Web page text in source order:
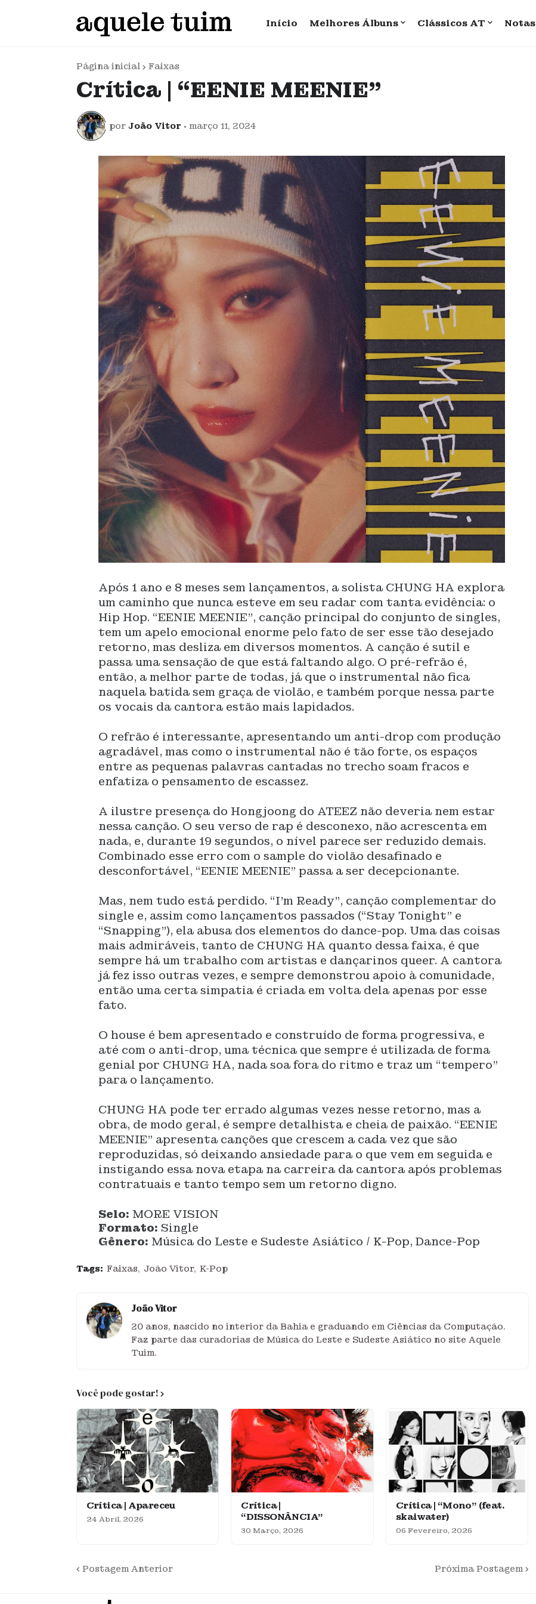
Início Melhores Álbuns Clássicos AT Notas
Página inicial Faixas
Crítica | “EENIE MEENIE”
por João Vitor • março 11, 2024
Após 1 ano e 8 meses sem lançamentos, a solista CHUNG HA explora
um caminho que nunca esteve em seu radar com tanta evidência: o
Hip Hop. “EENIE MEENIE”, canção principal do conjunto de singles,
tem um apelo emocional enorme pelo fato de ser esse tão desejado
retorno, mas desliza em diversos momentos. A canção é sutil e
passa uma sensação de que está faltando algo. O pré-refrão é,
então, a melhor parte de todas, já que o instrumental não fica
naquela batida sem graça de violão, e também porque nessa parte
os vocais da cantora estão mais lapidados.
O refrão é interessante, apresentando um anti-drop com produção
agradável, mas como o instrumental não é tão forte, os espaços
entre as pequenas palavras cantadas no trecho soam fracos e
enfatiza o pensamento de escassez.
A ilustre presença do Hongjoong do ATEEZ não deveria nem estar
nessa canção. O seu verso de rap é desconexo, não acrescenta em
nada, e, durante 19 segundos, o nível parece ser reduzido demais.
Combinado esse erro com o sample do violão desafinado e
desconfortável, “EENIE MEENIE” passa a ser decepcionante.
Mas, nem tudo está perdido. “I’m Ready”, canção complementar do
single e, assim como lançamentos passados (“Stay Tonight” e
“Snapping”), ela abusa dos elementos do dance-pop. Uma das coisas
mais admiráveis, tanto de CHUNG HA quanto dessa faixa, é que
sempre há um trabalho com artistas e dançarinos queer. A cantora
já fez isso outras vezes, e sempre demonstrou apoio à comunidade,
então uma certa simpatia é criada em volta dela apenas por esse
fato.
O house é bem apresentado e construído de forma progressiva, e
até com o anti-drop, uma técnica que sempre é utilizada de forma
genial por CHUNG HA, nada soa fora do ritmo e traz um “tempero”
para o lançamento.
CHUNG HA pode ter errado algumas vezes nesse retorno, mas a
obra, de modo geral, é sempre detalhista e cheia de paixão. “EENIE
MEENIE” apresenta canções que crescem a cada vez que são
reproduzidas, só deixando ansiedade para o que vem em seguida e
instigando essa nova etapa na carreira da cantora após problemas
contratuais e tanto tempo sem um retorno digno.
Selo: MORE VISION
Formato: Single
Gênero: Música do Leste e Sudeste Asiático / K-Pop, Dance-Pop
Tags: Faixas João Vitor K-Pop
João Vitor
20 anos, nascido no interior da Bahia e graduando em Ciências da Computação.
Faz parte das curadorias de Música do Leste e Sudeste Asiático no site Aquele
Tuim.
Você pode gostar!
Crítica | Apareceu
24 Abril, 2026
Crítica |
“DISSONÂNCIA”
30 Março, 2026
Crítica | “Mono” (feat.
skaiwater)
06 Fevereiro, 2026
Postagem Anterior Próxima Postagem